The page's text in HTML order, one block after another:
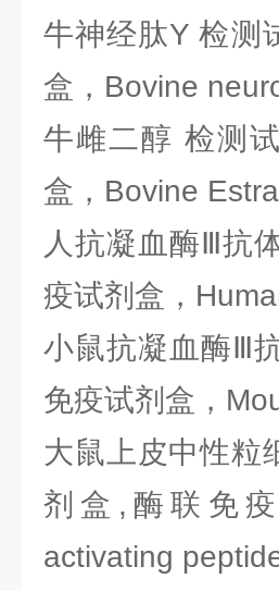
牛神经肽Y 检测
盒，Bovine
牛雌二醇 检测
盒，Bovine
人抗凝血酶Ⅲ抗
疫试剂盒，
小鼠抗凝血酶Ⅲ
免疫试剂盒，
大鼠上皮中性粒
剂盒,酶联免疫
activating